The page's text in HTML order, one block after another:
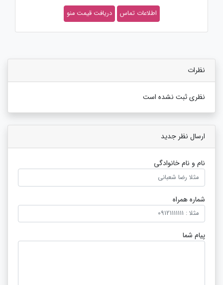
اطلاعات تماس دریافت قیمت منو
نظرات
نظری ثبت نشده است
ارسال نظر جدید
نام و نام خانوادگی
شماره همراه
پیام شما